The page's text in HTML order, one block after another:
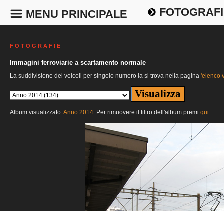
MENU PRINCIPALE
F O T O G R A F I E
Immagini ferroviarie a scartamento normale
La suddivisione dei veicoli per singolo numero la si trova nella pagina 'elenco
Album visualizzato:Anno 2014. Per rimuovere il filtro dell'album premi qui.